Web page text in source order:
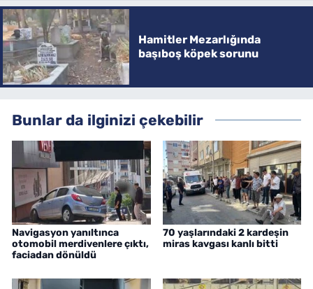
Hamitler Mezarlığında
başıboş köpek sorunu
Bunlar da ilginizi çekebilir
Navigasyon yanıltınca
otomobil merdivenlere çıktı,
faciadan dönüldü
70 yaşlarındaki 2 kardeşin
miras kavgası kanlı bitti